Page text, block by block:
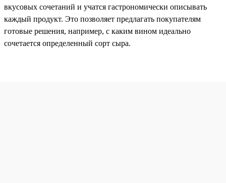
вкусовых сочетаний и учатся гастрономически описывать
каждый продукт. Это позволяет предлагать покупателям
готовые решения, например, с каким вином идеально
сочетается определенный сорт сыра.